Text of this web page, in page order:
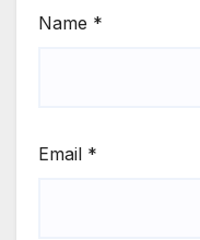
Name *
Email *